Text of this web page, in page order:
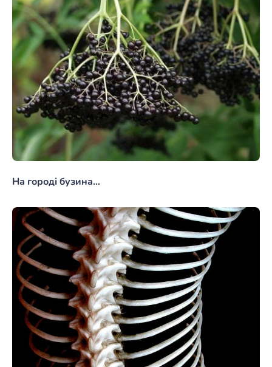
На городі бузина…